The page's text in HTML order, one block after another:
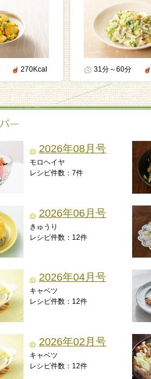
270Kcal 31分～60分
2026年08月号
モロヘイヤ
レシピ件数：7件
2026年06月号
きゅうり
レシピ件数：12件
2026年04月号
キャベツ
レシピ件数：12件
2026年02月号
キャベツ
レシピ件数：12件